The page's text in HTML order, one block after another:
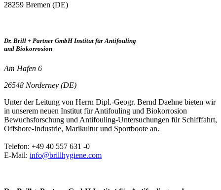
28259 Bremen (DE)
Dr. Brill + Partner GmbH Institut für Antifouling
und Biokorrosion
Am Hafen 6
26548 Norderney (DE)
Unter der Leitung von Herrn Dipl.-Geogr. Bernd Daehne bieten wir
in unserem neuen Institut für Antifouling und Biokorrosion
Bewuchsforschung und Antifouling-Untersuchungen für Schifffahrt,
Offshore-Industrie, Marikultur und Sportboote an.
Telefon: +49 40 557 631 -0
E-Mail: info@brillhygiene.com